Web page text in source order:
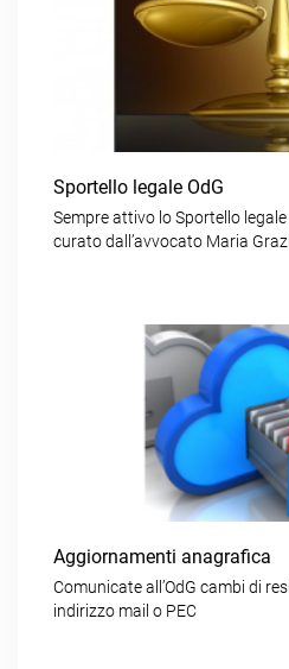
Sportello legale OdG
Sempre attivo lo Sportello legale
curato dall’avvocato Maria
Aggiornamenti anagrafica
Comunicate all’OdG cambi di
indirizzo mail o PEC